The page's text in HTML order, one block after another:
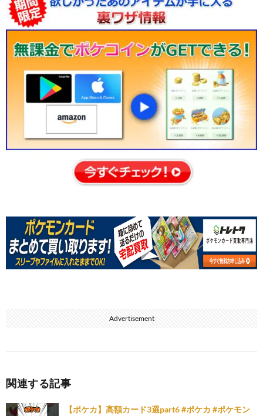
Advertisement
関連する記事
【ポケカ】高額カード3選part6 #ポケカ #ポケモン